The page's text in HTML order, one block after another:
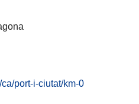
port-i-ciutat/km-0